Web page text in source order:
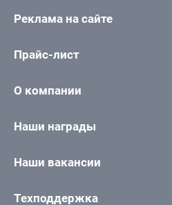
Реклама на сайте
Прайс-лист
О компании
Наши награды
Наши вакансии
Техподдержка